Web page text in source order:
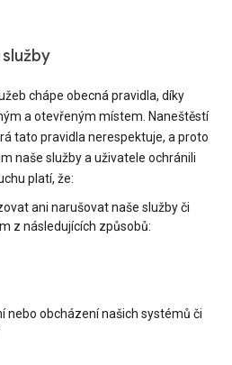
chápe obecná pravidla, díky
a otevřeným místem. Naneštěstí
tato pravidla nerespektuje, a proto
naše služby a uživatele ochránili
platí, že:
ani narušovat naše služby či
z následujících způsobů:
nebo obcházení našich systémů či